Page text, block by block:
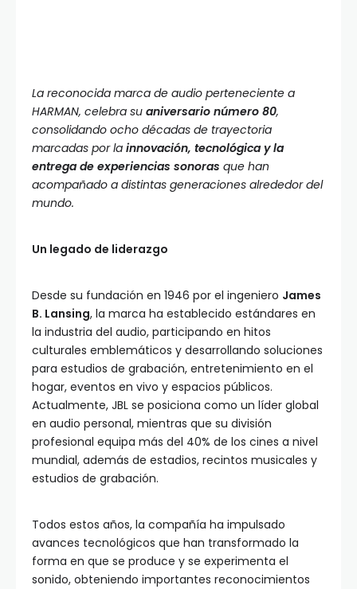
La reconocida marca de audio perteneciente a
HARMAN, celebra su aniversario número 80,
consolidando ocho décadas de trayectoria
marcadas por la innovación, tecnológica y la
entrega de experiencias sonoras que han
acompañado a distintas generaciones alrededor del
mundo.
Un legado de liderazgo
Desde su fundación en 1946 por el ingeniero James
B. Lansing, la marca ha establecido estándares en
la industria del audio, participando en hitos
culturales emblemáticos y desarrollando soluciones
para estudios de grabación, entretenimiento en el
hogar, eventos en vivo y espacios públicos.
Actualmente, JBL se posiciona como un líder global
en audio personal, mientras que su división
profesional equipa más del 40% de los cines a nivel
mundial, además de estadios, recintos musicales y
estudios de grabación.
Todos estos años, la compañía ha impulsado
avances tecnológicos que han transformado la
forma en que se produce y se experimenta el
sonido, obteniendo importantes reconocimientos